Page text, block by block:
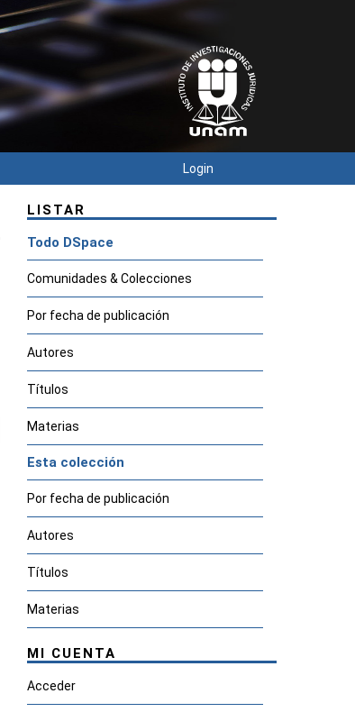
Login
LISTAR
Todo DSpace
Comunidades & Colecciones
Por fecha de publicación
Autores
Títulos
Materias
Esta colección
Por fecha de publicación
Autores
Títulos
Materias
MI CUENTA
Acceder